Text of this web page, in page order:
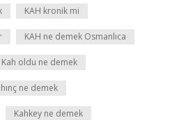
KAH kronik mi
KAH ne demek Osmanlıca
Kah oldu ne demek
ne demek
Kahkey ne demek